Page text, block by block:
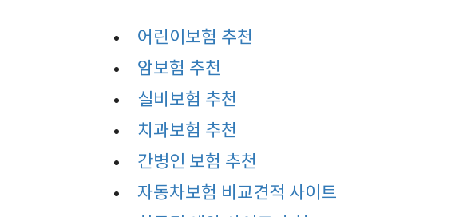
어린이보험 추천
암보험 추천
실비보험 추천
치과보험 추천
간병인 보험 추천
자동차보험 비교견적 사이트